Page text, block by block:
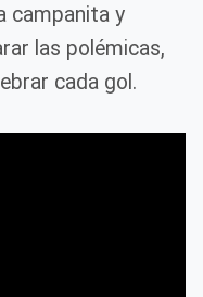
campanita y
las polémicas,
cada gol.